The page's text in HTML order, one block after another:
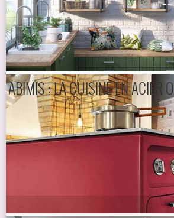
ABIMIS : LA CUISINE EN ACIER